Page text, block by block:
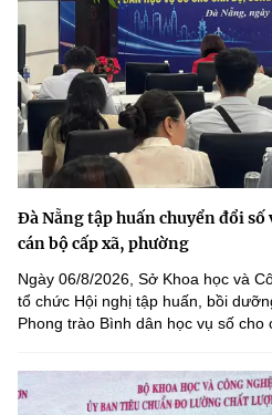
Đà Nẵng tập huấn chuyển đổi số
cán bộ cấp xã, phường
Ngày 06/8/2026, Sở Khoa học và
tổ chức Hội nghị tập huấn, bồi
Phong trào Bình dân học vụ số cho